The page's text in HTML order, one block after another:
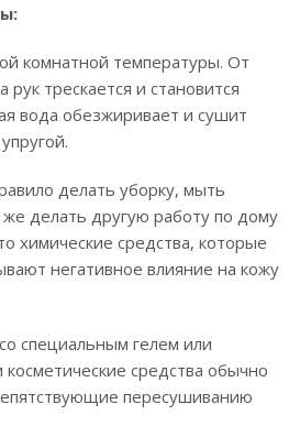
комнатной температуры. От
трескается и становится
вода обезжиривает и сушит
делать уборку, мыть
же делать другую работу по дому
химические средства, которые
негативное влияние на кожу
специальным гелем или
средства обычно
пересушиванию